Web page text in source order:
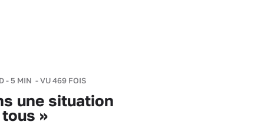
- 5 MIN - VU 469 FOIS
une situation
»